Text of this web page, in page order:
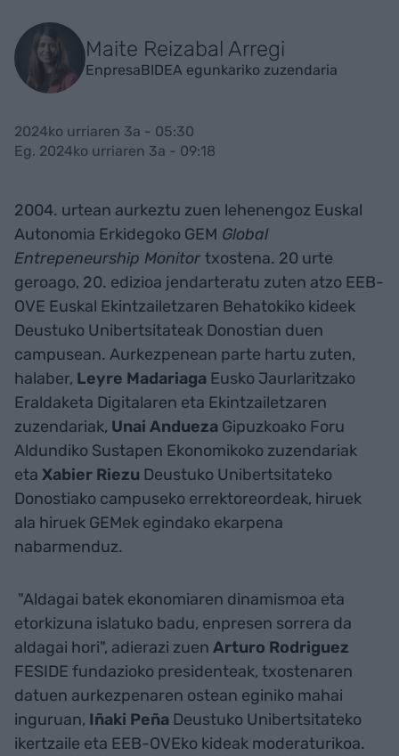
Maite Reizabal Arregi
EnpresaBIDEA egunkariko zuzendaria
2024ko urriaren 3a - 05:30
Eg. 2024ko urriaren 3a - 09:18
2004. urtean aurkeztu zuen lehenengoz Euskal
Autonomia Erkidegoko GEM Global
Entrepeneurship Monitor txostena. 20 urte
geroago, 20. edizioa jendarteratu zuten atzo EEB-
OVE Euskal Ekintzailetzaren Behatokiko kideek
Deustuko Unibertsitateak Donostian duen
campusean. Aurkezpenean parte hartu zuten,
halaber, Leyre Madariaga Eusko Jaurlaritzako
Eraldaketa Digitalaren eta Ekintzailetzaren
zuzendariak, Unai Andueza Gipuzkoako Foru
Aldundiko Sustapen Ekonomikoko zuzendariak
eta Xabier Riezu Deustuko Unibertsitateko
Donostiako campuseko errektoreordeak, hiruek
ala hiruek GEMek egindako ekarpena
nabarmenduz.
"Aldagai batek ekonomiaren dinamismoa eta
etorkizuna islatuko badu, enpresen sorrera da
aldagai hori", adierazi zuen Arturo Rodriguez
FESIDE fundazioko presidenteak, txostenaren
datuen aurkezpenaren ostean eginiko mahai
inguruan, Iñaki Peña Deustuko Unibertsitateko
ikertzaile eta EEB-OVEko kideak moderaturikoa.